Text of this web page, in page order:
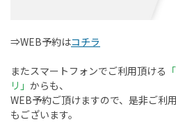
⇒WEB予約はコチラ
またスマートフォンでご利用頂ける
リ」 からも、
WEB予約ご頂けますので、是非ご利
もございます。